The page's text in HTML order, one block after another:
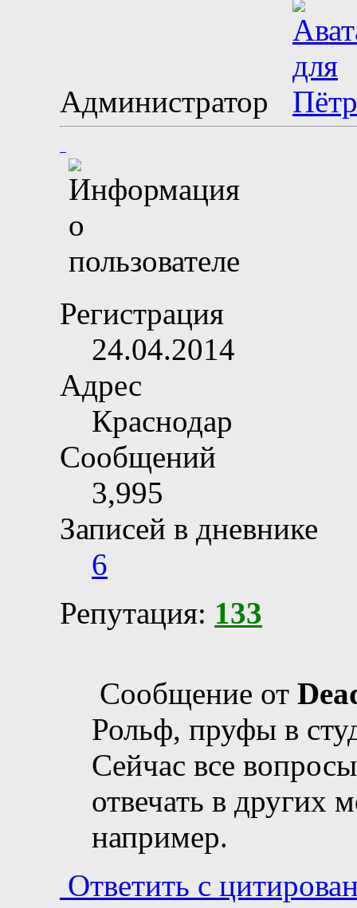
Администратор
Регистрация
24.04.2014
Адрес
Краснодар
Сообщений
3,995
Записей в дневнике
6
Репутация: 133
Сообщение от
Рольф, пруфы в
Сейчас все
отвечать в других
например.
Ответить с